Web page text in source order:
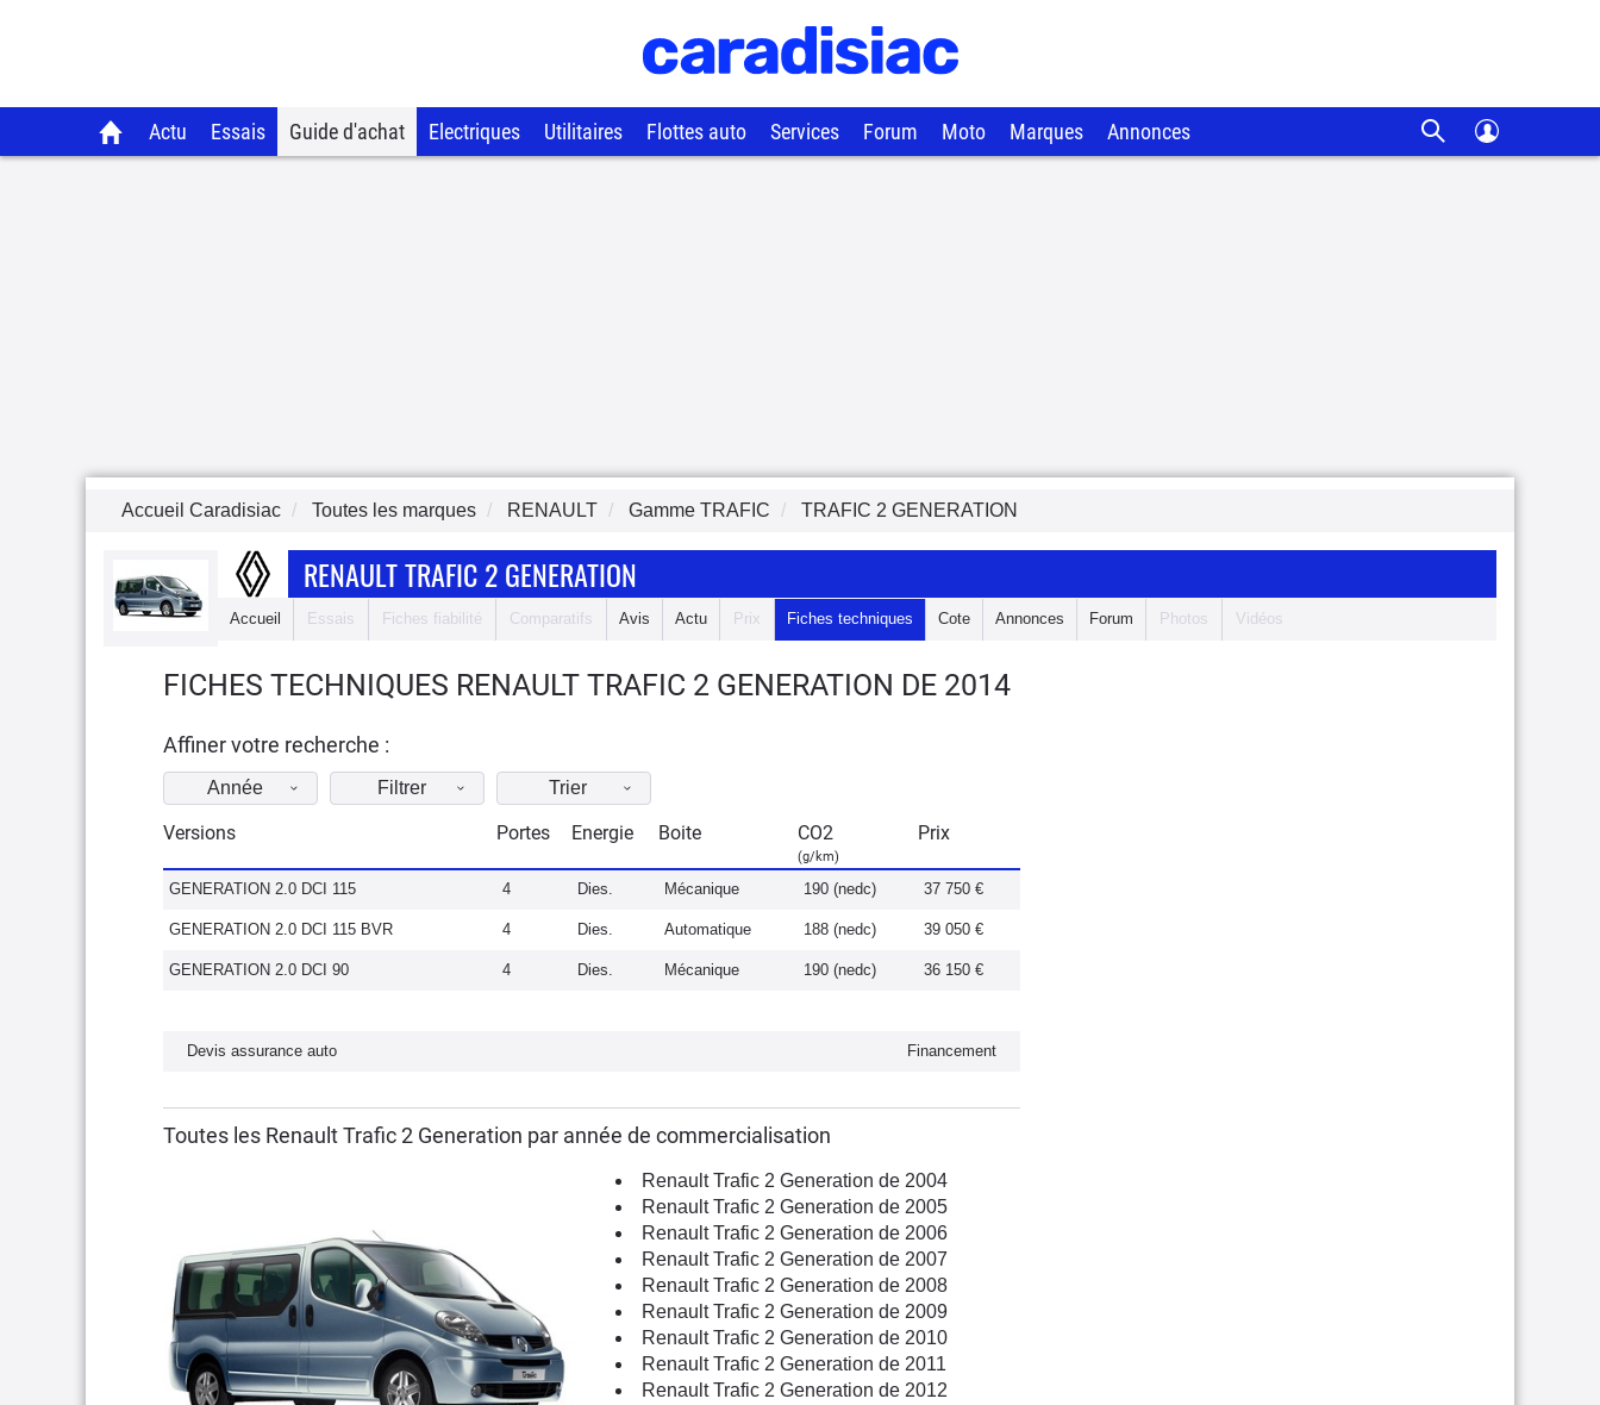
Actu Essais Guide d'achat Electriques Utilitaires Flottes auto Services Forum Moto Marques Annonces
Accueil Caradisiac Toutes les marques RENAULT Gamme TRAFIC TRAFIC 2 GENERATION
RENAULT TRAFIC 2 GENERATION
Accueil Essais Fiches fiabilité Comparatifs Avis Actu Prix Fiches techniques Cote Annonces Forum Photos Vidéos
FICHES TECHNIQUES RENAULT TRAFIC 2 GENERATION DE 2014
Affiner votre recherche :
Année Filtrer Trier
Versions Portes Energie Boite CO2
(g/km)
Prix
GENERATION 2.0 DCI 115 4 Dies. Mécanique 190 (nedc) 37 750 €
GENERATION 2.0 DCI 115 BVR 4 Dies. Automatique 188 (nedc) 39 050 €
GENERATION 2.0 DCI 90 4 Dies. Mécanique 190 (nedc) 36 150 €
Devis assurance auto Financement
Toutes les Renault Trafic 2 Generation par année de commercialisation
Renault Trafic 2 Generation de 2004
Renault Trafic 2 Generation de 2005
Renault Trafic 2 Generation de 2006
Renault Trafic 2 Generation de 2007
Renault Trafic 2 Generation de 2008
Renault Trafic 2 Generation de 2009
Renault Trafic 2 Generation de 2010
Renault Trafic 2 Generation de 2011
Renault Trafic 2 Generation de 2012